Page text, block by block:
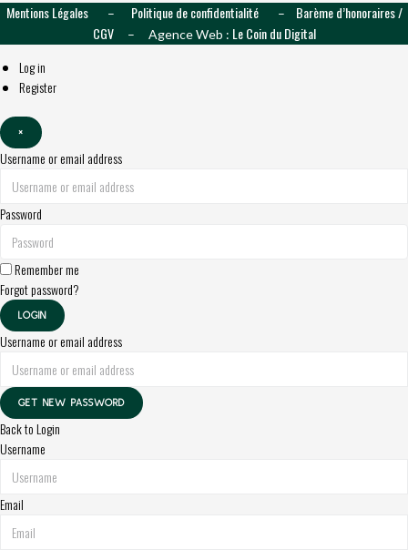
Mentions Légales– Politique de confidentialité– Barème d’honoraires /
CGV– Agence Web : Le Coin du Digital
Log in
Register
×
Username or email address
Password
Remember me
Forgot password?
LOGIN
Username or email address
GET NEW PASSWORD
Back to Login
Username
Email